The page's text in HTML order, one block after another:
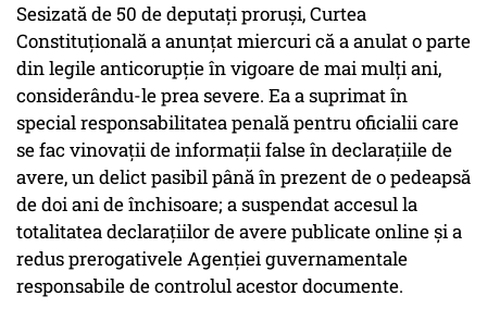
Sesizată de 50 de deputaţi proruşi, Curtea
Constituţională a anunţat miercuri că a anulat o parte
din legile anticorupţie în vigoare de mai mulţi ani,
considerându-le prea severe. Ea a suprimat în
special responsabilitatea penală pentru oficialii care
se fac vinovaţii de informaţii false în declaraţiile de
avere, un delict pasibil până în prezent de o pedeapsă
de doi ani de închisoare; a suspendat accesul la
totalitatea declaraţiilor de avere publicate online şi a
redus prerogativele Agenţiei guvernamentale
responsabile de controlul acestor documente.